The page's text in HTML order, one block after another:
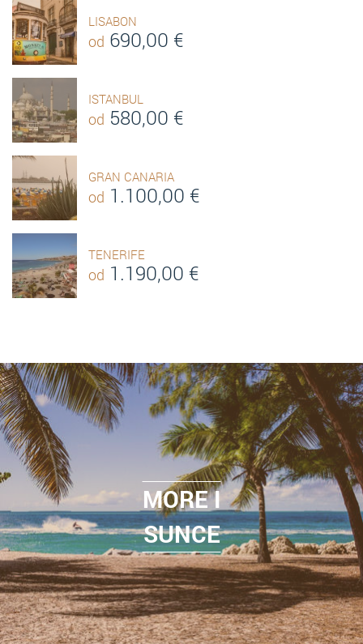
LISABON
od 690,00 €
ISTANBUL
od 580,00 €
GRAN CANARIA
od 1.100,00 €
TENERIFE
od 1.190,00 €
MORE I
SUNCE